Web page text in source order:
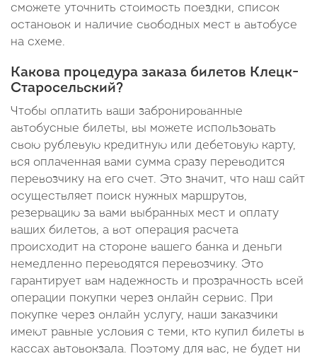
сможете уточнить стоимость поездки, список
остановок и наличие свободных мест в автобусе
на схеме.
Какова процедура заказа билетов Клецк-
Старосельский?
Чтобы оплатить ваши забронированные
автобусные билеты, вы можете использовать
свою рублевую кредитную или дебетовую карту,
вся оплаченная вами сумма сразу переводится
перевозчику на его счет. Это значит, что наш сайт
осуществляет поиск нужных маршрутов,
резервацию за вами выбранных мест и оплату
ваших билетов, а вот операция расчета
происходит на стороне вашего банка и деньги
немедленно переводятся перевозчику. Это
гарантирует вам надежность и прозрачность всей
операции покупки через онлайн сервис. При
покупке через онлайн услугу, наши заказчики
имеют равные условия с теми, кто купил билеты в
кассах автовокзала. Поэтому для вас, не будет ни